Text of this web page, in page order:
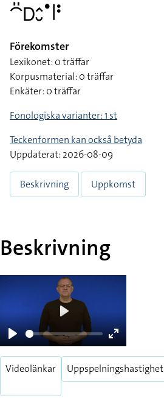
􌤃􌤺􌦫􌤵􌤷􌤟􌥼􌥻
Förekomster
Lexikonet: 0 träffar
Korpusmaterial: 0 träffar
Enkäter: 0 träffar
Fonologiska varianter: 1 st
Teckenformen kan också betyda
Uppdaterat: 2026-08-09
Beskrivning Uppkomst
Beskrivning
Play
Enter
fullscreen
Videolänkar Uppspelningshastighet